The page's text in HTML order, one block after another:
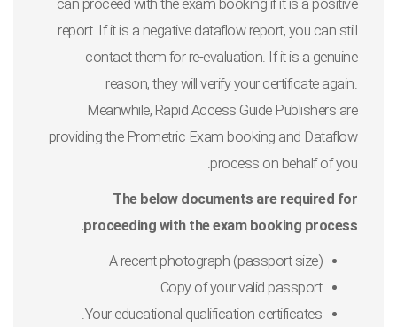
can proceed with the exam booking if it is a positive
report. If it is a negative dataflow report, you can still
contact them for re-evaluation. If it is a genuine
reason, they will verify your certificate again.
Meanwhile, Rapid Access Guide Publishers are
providing the Prometric Exam booking and Dataflow
process on behalf of you.
The below documents are required for
proceeding with the exam booking process.
A recent photograph (passport size)
Copy of your valid passport.
Your educational qualification certificates.